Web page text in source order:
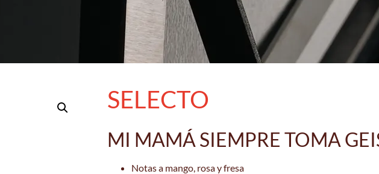
SELECTO
MI MAMÁ SIEMPRE TOMA
Notas a mango, rosa y fresa